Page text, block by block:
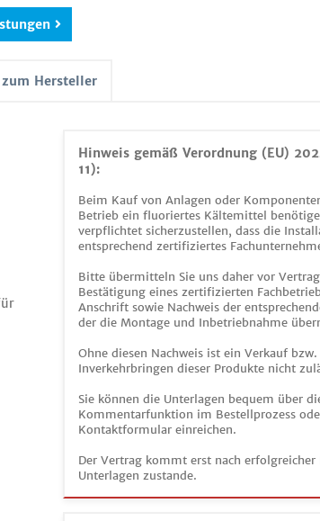
Hersteller
Hinweis gemäß Verordnung (EU)
11):
Beim Kauf von Anlagen oder
Betrieb ein fluoriertes Kältemittel
verpflichtet sicherzustellen, dass die
entsprechend zertifiziertes
Bitte übermitteln Sie uns daher vor
Bestätigung eines zertifizierten
Anschrift sowie Nachweis der
der die Montage und Inbetriebnahme
Ohne diesen Nachweis ist ein Verkauf bzw.
Inverkehrbringen dieser Produkte nicht
Sie können die Unterlagen bequem über
Kommentarfunktion im Bestellprozess
Kontaktformular einreichen.
Der Vertrag kommt erst nach erfolgreicher
Unterlagen zustande.